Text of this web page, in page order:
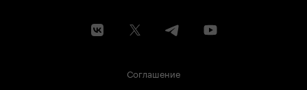
Соглашение